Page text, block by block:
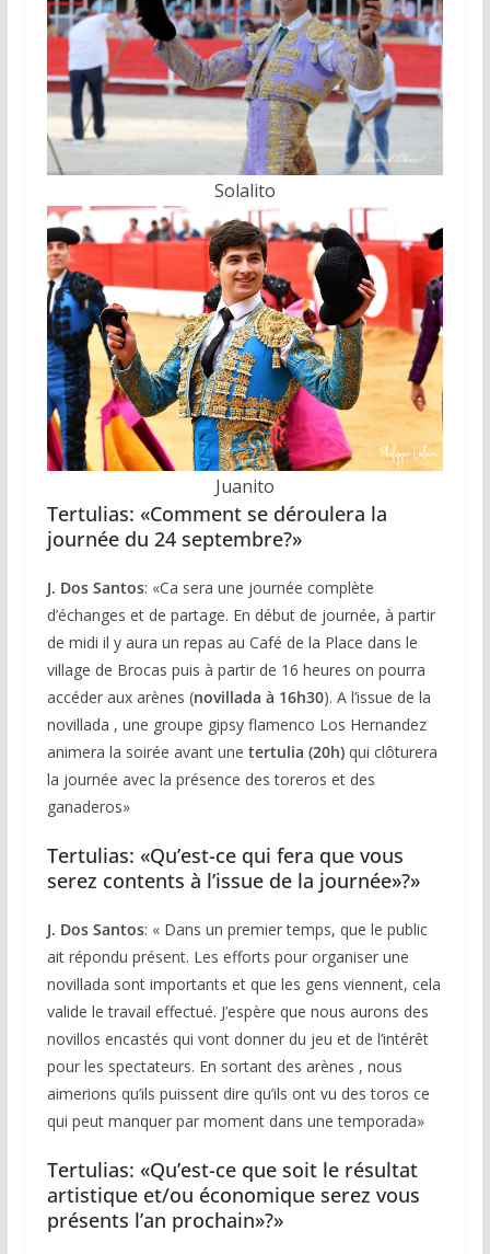
Solalito
Juanito
Tertulias: «Comment se déroulera la
journée du 24 septembre?»
J. Dos Santos: «Ca sera une journée complète
d’échanges et de partage. En début de journée, à partir
de midi il y aura un repas au Café de la Place dans le
village de Brocas puis à partir de 16 heures on pourra
accéder aux arènes (novillada à 16h30). A l’issue de la
novillada , une groupe gipsy flamenco Los Hernandez
animera la soirée avant une tertulia (20h)qui clôturera
la journée avec la présence des toreros et des
ganaderos»
Tertulias: «Qu’est-ce qui fera que vous
serez contents à l’issue de la journée»?»
J. Dos Santos: « Dans un premier temps, que le public
ait répondu présent. Les efforts pour organiser une
novillada sont importants et que les gens viennent, cela
valide le travail effectué. J’espère que nous aurons des
novillos encastés qui vont donner du jeu et de l’intérêt
pour les spectateurs. En sortant des arènes , nous
aimerions qu’ils puissent dire qu’ils ont vu des toros ce
qui peut manquer par moment dans une temporada»
Tertulias: «Qu’est-ce que soit le résultat
artistique et/ou économique serez vous
présents l’an prochain»?»